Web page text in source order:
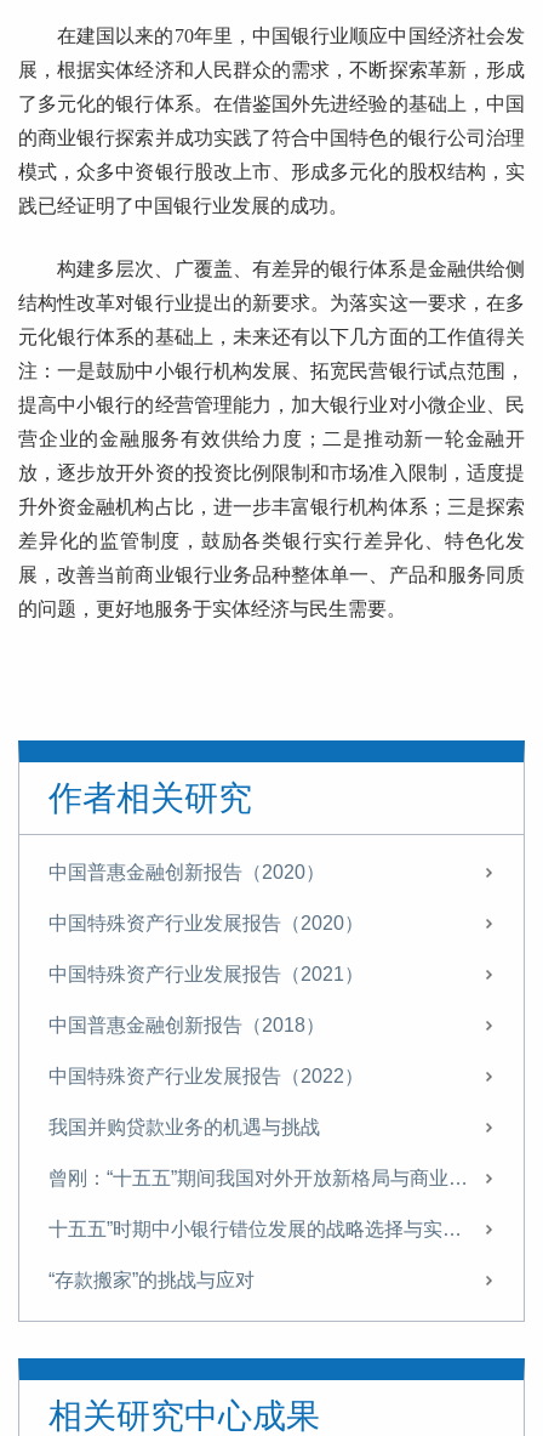
在建国以来的70年里，中国银行业顺应中国经济社会发
展，根据实体经济和人民群众的需求，不断探索革新，形成
了多元化的银行体系。在借鉴国外先进经验的基础上，中国
的商业银行探索并成功实践了符合中国特色的银行公司治理
模式，众多中资银行股改上市、形成多元化的股权结构，实
践已经证明了中国银行业发展的成功。
构建多层次、广覆盖、有差异的银行体系是金融供给侧
结构性改革对银行业提出的新要求。为落实这一要求，在多
元化银行体系的基础上，未来还有以下几方面的工作值得关
注：一是鼓励中小银行机构发展、拓宽民营银行试点范围，
提高中小银行的经营管理能力，加大银行业对小微企业、民
营企业的金融服务有效供给力度；二是推动新一轮金融开
放，逐步放开外资的投资比例限制和市场准入限制，适度提
升外资金融机构占比，进一步丰富银行机构体系；三是探索
差异化的监管制度，鼓励各类银行实行差异化、特色化发
展，改善当前商业银行业务品种整体单一、产品和服务同质
的问题，更好地服务于实体经济与民生需要。
作者相关研究
中国普惠金融创新报告（2020）
中国特殊资产行业发展报告（2020）
中国特殊资产行业发展报告（2021）
中国普惠金融创新报告（2018）
中国特殊资产行业发展报告（2022）
我国并购贷款业务的机遇与挑战
曾刚：“十五五”期间我国对外开放新格局与商业银行经营策略
十五五”时期中小银行错位发展的战略选择与实施路径
“存款搬家”的挑战与应对
信托业需从“规模为王”转向“能力至上”
相关研究中心成果